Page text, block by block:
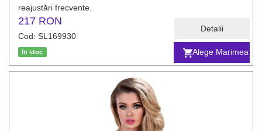
Alege Marimea
Detalii
reajustări frecvente.
217 RON
Cod: SL169930
In stoc